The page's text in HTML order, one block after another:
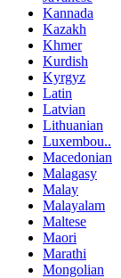
Kannada
Kazakh
Khmer
Kurdish
Kyrgyz
Latin
Latvian
Lithuanian
Luxembou..
Macedonian
Malagasy
Malay
Malayalam
Maltese
Maori
Marathi
Mongolian